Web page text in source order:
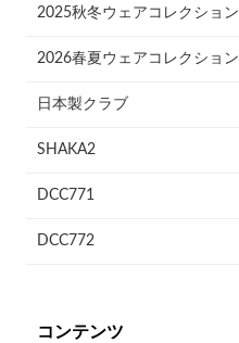
2025秋冬ウェアコレクション
2026春夏ウェアコレクション
日本製クラブ
SHAKA2
DCC771
DCC772
コンテンツ